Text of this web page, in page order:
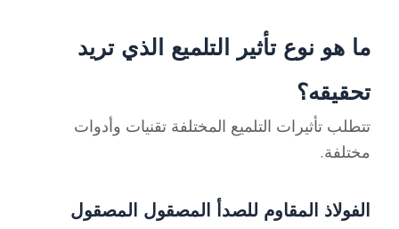
ما هو نوع تأثير التلميع الذي تريد
تحقيقه؟
تتطلب تأثيرات التلميع المختلفة تقنيات وأدوات
مختلفة.
الفولاذ المقاوم للصدأ المصقول المصقول